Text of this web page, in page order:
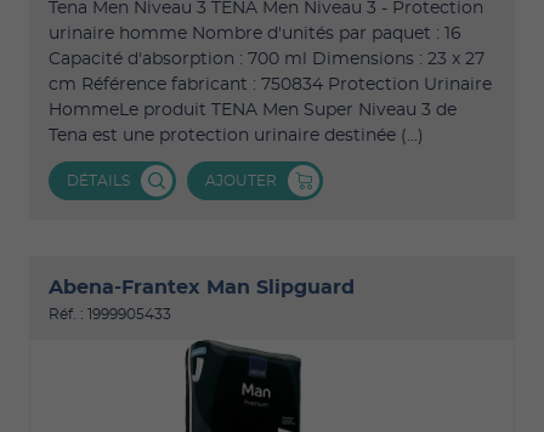
Tena Men Niveau 3 TENA Men Niveau 3 - Protection
urinaire homme Nombre d'unités par paquet : 16
Capacité d'absorption : 700 ml Dimensions : 23 x 27
cm Référence fabricant : 750834 Protection Urinaire
HommeLe produit TENA Men Super Niveau 3 de
Tena est une protection urinaire destinée (...)
DÉTAILS AJOUTER
Abena-Frantex Man Slipguard
Réf. : 1999905433